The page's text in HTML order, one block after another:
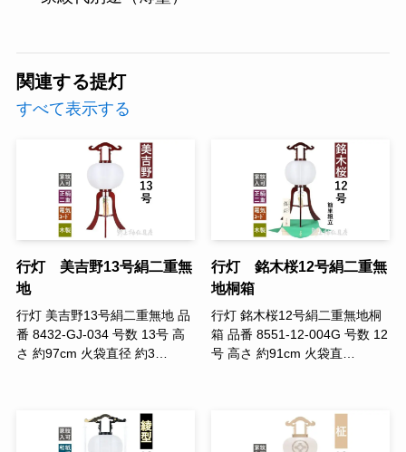
関連する提灯
すべて表示する
行灯 美吉野13号絹二重無
地
行灯 美吉野13号絹二重無地 品
番 8432-GJ-034 号数 13号 高
さ 約97cm 火袋直径 約3…
行灯 銘木桜12号絹二重無
地桐箱
行灯 銘木桜12号絹二重無地桐
箱 品番 8551-12-004G 号数 12
号 高さ 約91cm 火袋直…